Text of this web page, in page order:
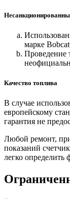
марке
Проведение
Качество топлива
В случае
европейскому
гарантия не
Любой ремонт,
показаний
легко определить